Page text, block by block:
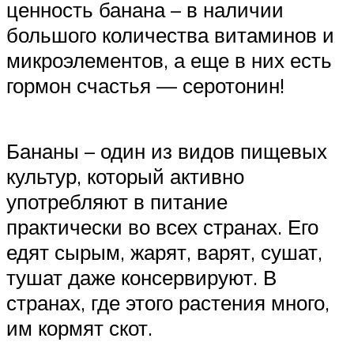
ценность банана – в наличии
большого количества витаминов и
микроэлементов, а еще в них есть
гормон счастья — серотонин!
Бананы – один из видов пищевых
культур, который активно
употребляют в питание
практически во всех странах. Его
едят сырым, жарят, варят, сушат,
тушат даже консервируют. В
странах, где этого растения много,
им кормят скот.